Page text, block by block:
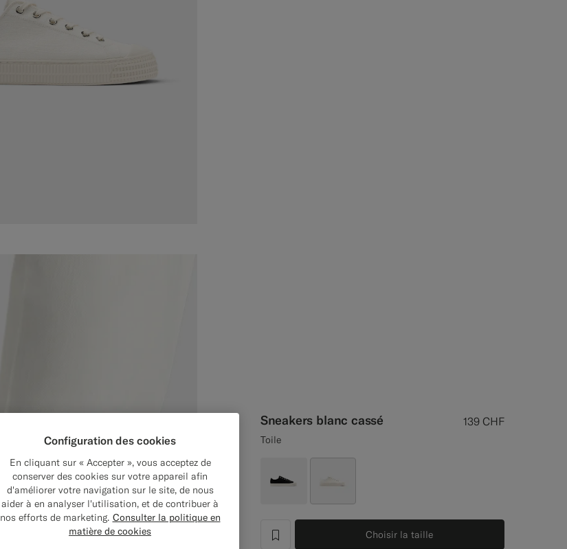
Sneakers blanc cassé 139 CHF
Toile
label.header.wishlist
Choisir la taille
Configuration des cookies
En cliquant sur « Accepter », vous acceptez de
conserver des cookies sur votre appareil afin
d'améliorer votre navigation sur le site, de nous
aider à en analyser l'utilisation, et de contribuer à
nos efforts de marketing. Consulter la politique en
matière de cookies